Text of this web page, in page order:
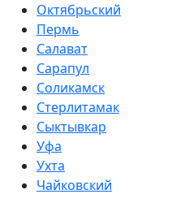
Октябрьский
Пермь
Салават
Сарапул
Соликамск
Стерлитамак
Сыктывкар
Уфа
Ухта
Чайковский